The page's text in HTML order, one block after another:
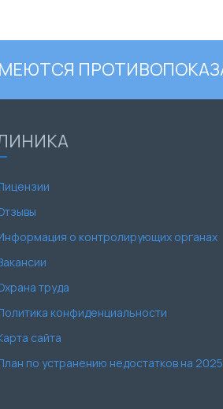
о контролирующих органах
труда
конфиденциальности
сайта
по устранению недостатков на